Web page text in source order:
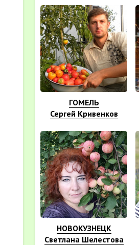
ГОМЕЛЬ
Сергей Кривенков
НОВОКУЗНЕЦК
Светлана Шелестова